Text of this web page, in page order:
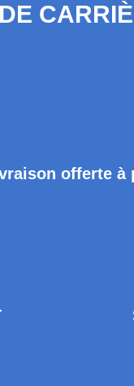
offerte à